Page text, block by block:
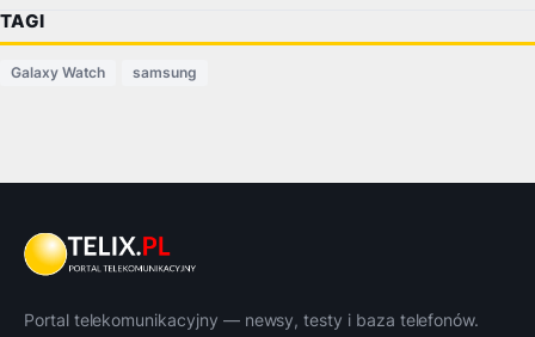
TAGI
Galaxy Watch samsung
Portal telekomunikacyjny — newsy, testy i baza telefonów.